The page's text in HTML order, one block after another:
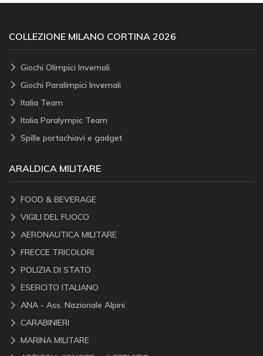
COLLEZIONE MILANO CORTINA 2026
Giochi Olimpici Invernali
Giochi Paralimpici Invernali
Italia Team
Italia Paralympic Team
Spille portachiavi e gadget
ARALDICA MILITARE
FOOD & BEVERAGE
VIGILI DEL FUOCO
AERONAUTICA MILITARE
FRECCE TRICOLORI
POLIZIA DI STATO
ESERCITO ITALIANO
ANA - Ass. Nazionale Alpini
CARABINIERI
MARINA MILITARE